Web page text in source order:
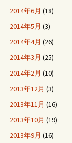
2014年6月 (18)
2014年5月 (3)
2014年4月 (26)
2014年3月 (25)
2014年2月 (10)
2013年12月 (3)
2013年11月 (16)
2013年10月 (19)
2013年9月 (16)